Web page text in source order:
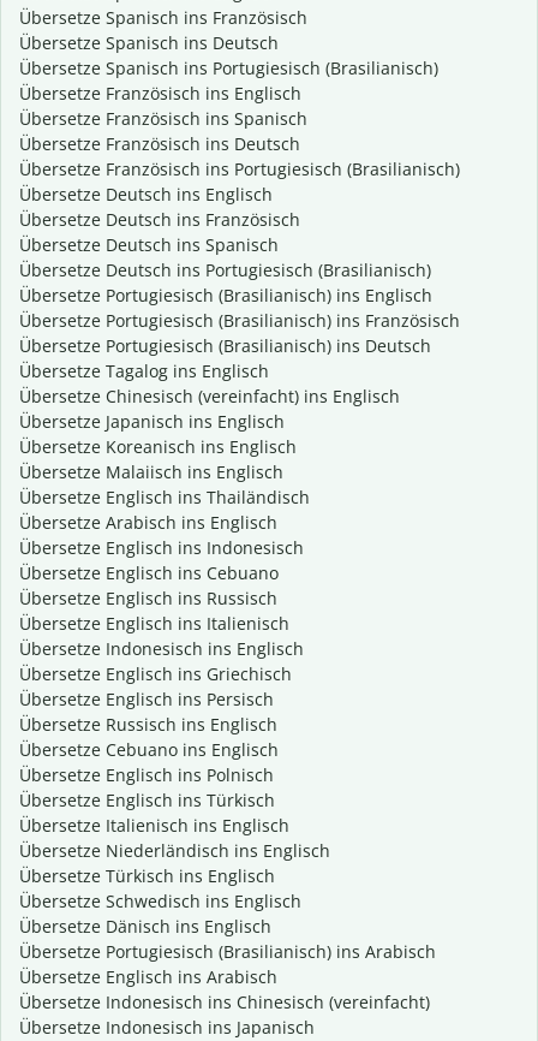
Übersetze Spanisch ins Französisch
Übersetze Spanisch ins Deutsch
Übersetze Spanisch ins Portugiesisch (Brasilianisch)
Übersetze Französisch ins Englisch
Übersetze Französisch ins Spanisch
Übersetze Französisch ins Deutsch
Übersetze Französisch ins Portugiesisch (Brasilianisch)
Übersetze Deutsch ins Englisch
Übersetze Deutsch ins Französisch
Übersetze Deutsch ins Spanisch
Übersetze Deutsch ins Portugiesisch (Brasilianisch)
Übersetze Portugiesisch (Brasilianisch) ins Englisch
Übersetze Portugiesisch (Brasilianisch) ins Französisch
Übersetze Portugiesisch (Brasilianisch) ins Deutsch
Übersetze Tagalog ins Englisch
Übersetze Chinesisch (vereinfacht) ins Englisch
Übersetze Japanisch ins Englisch
Übersetze Koreanisch ins Englisch
Übersetze Malaiisch ins Englisch
Übersetze Englisch ins Thailändisch
Übersetze Arabisch ins Englisch
Übersetze Englisch ins Indonesisch
Übersetze Englisch ins Cebuano
Übersetze Englisch ins Russisch
Übersetze Englisch ins Italienisch
Übersetze Indonesisch ins Englisch
Übersetze Englisch ins Griechisch
Übersetze Englisch ins Persisch
Übersetze Russisch ins Englisch
Übersetze Cebuano ins Englisch
Übersetze Englisch ins Polnisch
Übersetze Englisch ins Türkisch
Übersetze Italienisch ins Englisch
Übersetze Niederländisch ins Englisch
Übersetze Türkisch ins Englisch
Übersetze Schwedisch ins Englisch
Übersetze Dänisch ins Englisch
Übersetze Portugiesisch (Brasilianisch) ins Arabisch
Übersetze Englisch ins Arabisch
Übersetze Indonesisch ins Chinesisch (vereinfacht)
Übersetze Indonesisch ins Japanisch